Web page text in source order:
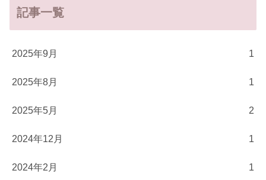
記事一覧
2025年9月 1
2025年8月 1
2025年5月 2
2024年12月 1
2024年2月 1